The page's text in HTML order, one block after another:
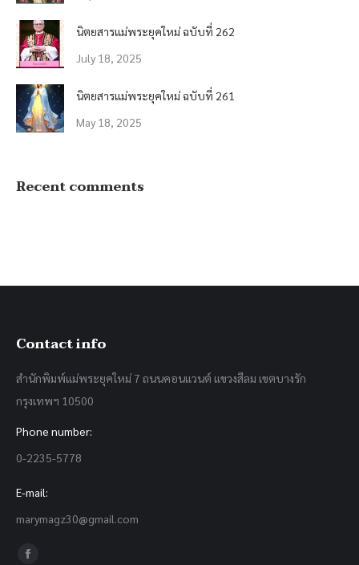
นิตยสารแม่พระยุคใหม่ ฉบับที่ 262
July 18, 2025
นิตยสารแม่พระยุคใหม่ ฉบับที่ 261
May 18, 2025
Recent comments
Contact info
สำนักพิมพ์แม่พระยุคใหม่ 7 ถนนคอนแวนต์ แขวงสีลม เขตบางรัก
กรุงเทพฯ 10500
Phone number:
0-2235-5778
E-mail:
marymagz30@gmail.com
Find us on: